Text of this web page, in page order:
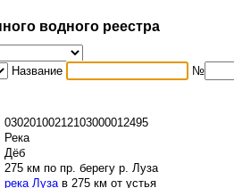
водного реестра
Название №
03020100212103000012495
Река
Дёб
275 км по пр. берегу р. Луза
река Лузав 275 км от устья